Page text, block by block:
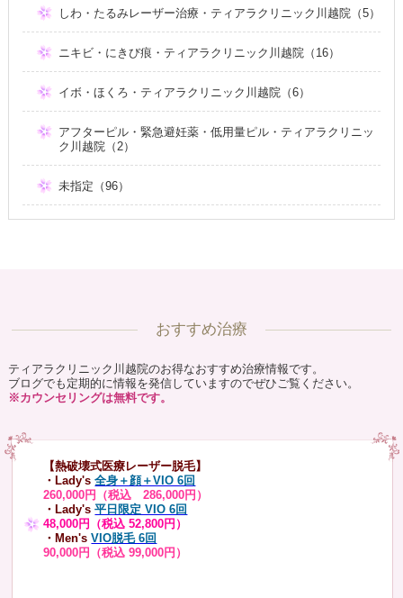
しわ・たるみレーザー治療・ティアラクリニック川越院（5）
ニキビ・にきび痕・ティアラクリニック川越院（16）
イボ・ほくろ・ティアラクリニック川越院（6）
アフターピル・緊急避妊薬・低用量ピル・ティアラクリニッ
ク川越院（2）
未指定（96）
おすすめ治療
ティアラクリニック川越院のお得なおすすめ治療情報です。
ブログでも定期的に情報を発信していますのでぜひご覧ください。
※カウンセリングは無料です。
【熱破壊式医療レーザー脱毛】
・Lady's 全身＋顔＋VIO 6回
260,000円（税込 286,000円）
・Lady's平日限定 VIO 6回
48,000円（税込 52,800円）
・Men's VIO脱毛 6回
90,000円（税込 99,000円）